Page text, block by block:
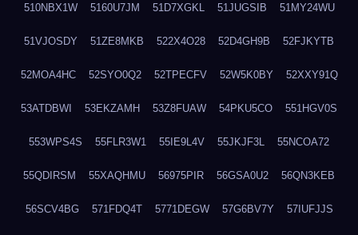
510NBX1W 5160U7JM 51D7XGKL 51JUGSIB 51MY24WU
51VJOSDY 51ZE8MKB 522X4O28 52D4GH9B 52FJKYTB
52MOA4HC 52SYO0Q2 52TPECFV 52W5K0BY 52XXY91Q
53ATDBWI 53EKZAMH 53Z8FUAW 54PKU5CO 551HGV0S
553WPS4S 55FLR3W1 55IE9L4V 55JKJF3L 55NCOA72
55QDIRSM 55XAQHMU 56975PIR 56GSA0U2 56QN3KEB
56SCV4BG 571FDQ4T 5771DEGW 57G6BV7Y 57IUFJJS